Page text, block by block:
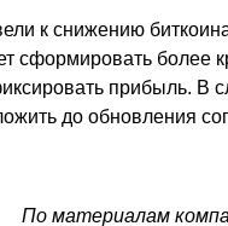
к снижению
сформировать более
прибыль. В
до обновления
По материалам